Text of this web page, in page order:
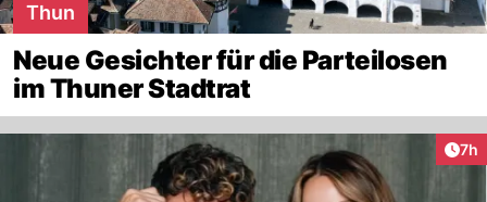
Thun
Neue Gesichter für die Parteilosen
im Thuner Stadtrat
7h